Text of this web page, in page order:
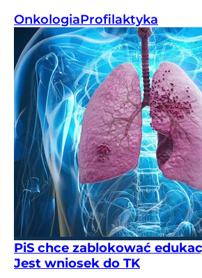
OnkologiaProfilaktyka
PiS chce zablokować
Jest wniosek do TK